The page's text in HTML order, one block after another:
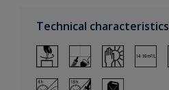
Technical characteristics